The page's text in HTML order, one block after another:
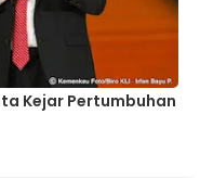
Kejar Pertumbuhan